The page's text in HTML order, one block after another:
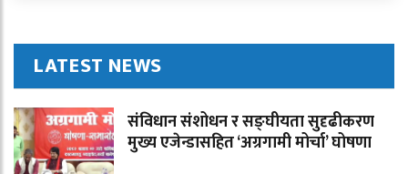
LATEST NEWS
संविधान संशोधन र सङ्घीयता सुदृढीकरण
मुख्य एजेन्डासहित ‘अग्रगामी मोर्चा’ घोषणा